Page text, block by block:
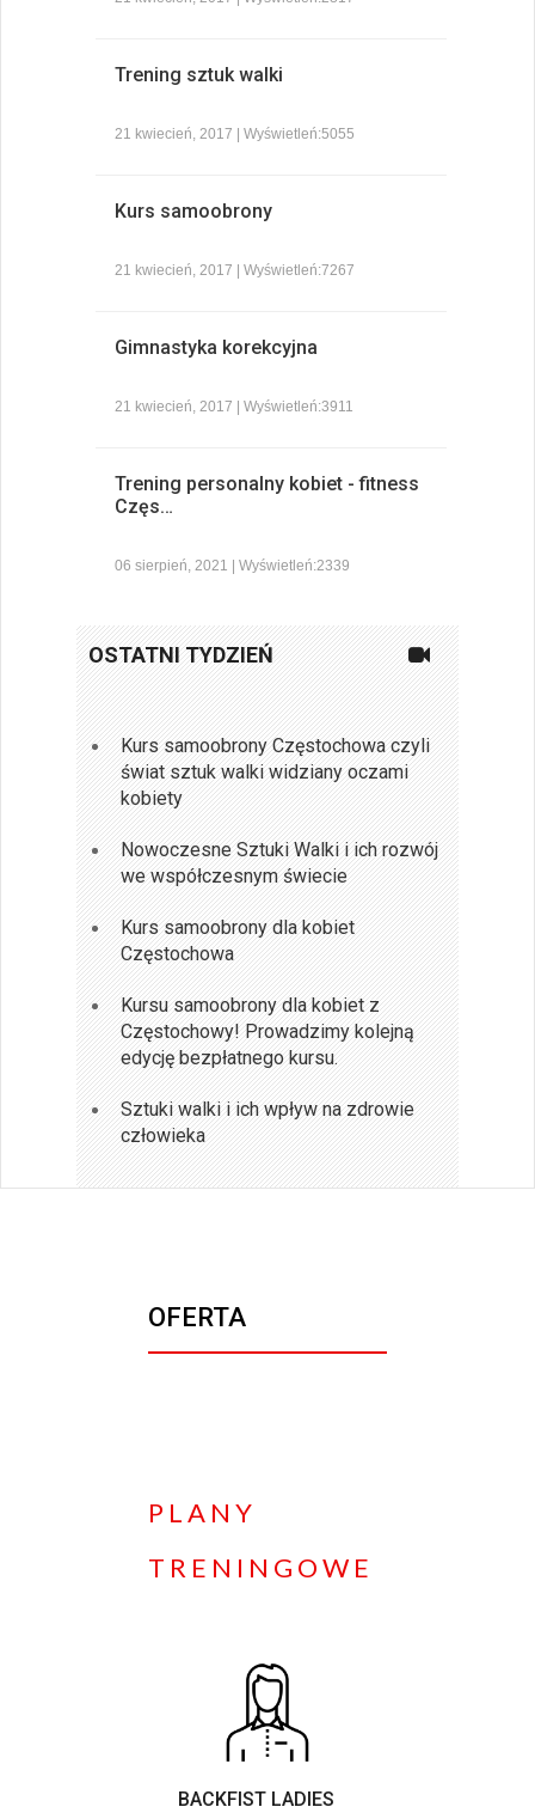
Trening sztuk walki
21 kwiecień, 2017 | Wyświetleń:5055
Kurs samoobrony
21 kwiecień, 2017 | Wyświetleń:7267
Gimnastyka korekcyjna
21 kwiecień, 2017 | Wyświetleń:3911
Trening personalny kobiet - fitness
Częs…
06 sierpień, 2021 | Wyświetleń:2339
OSTATNI TYDZIEŃ
Kurs samoobrony Częstochowa czyli
świat sztuk walki widziany oczami
kobiety
Nowoczesne Sztuki Walki i ich rozwój
we współczesnym świecie
Kurs samoobrony dla kobiet
Częstochowa
Kursu samoobrony dla kobiet z
Częstochowy! Prowadzimy kolejną
edycję bezpłatnego kursu.
Sztuki walki i ich wpływ na zdrowie
człowieka
OFERTA
PLANY
TRENINGOWE
BACKFIST LADIES